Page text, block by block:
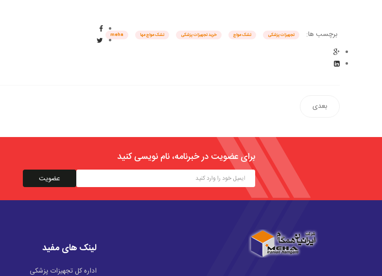
برچسب ها: تجهیزات پزشکی تشک مواج خرید تجهیزات پزشکی تشک مواج مها meha
بعدی
برای عضویت در خبرنامه، نام نویسی کنید
لینک های مفید
اداره کل تجهیزات پزشکی